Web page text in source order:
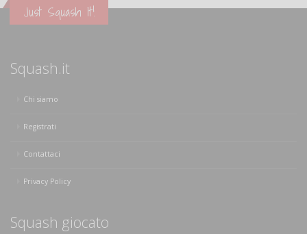
Just Squash It!
Squash.it
Chi siamo
Registrati
Contattaci
Privacy Policy
Squash giocato